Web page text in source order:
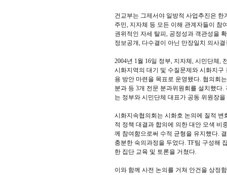
건교부는 그제서야 일방적 사업추진은
주민, 지자체 등 모든 이해 관계자들이 참
권위적인 자세 탈피, 공정성과 객관성을
정보공개, 다수결이 아닌 만장일치 의사
2004년 1월 16일 정부, 지자체, 시민단체,
시화지역의 대기 및 수질문제와 시화지
용 방안 마련을 목표로 운영됐다. 협의
분과 등 3개 전문 분과위원회를 설치했다
는 정부와 시민단체 대표가 공동 위원장
시화지속협의회는 시화호 논의에 질적
적 정책 대결과 합의에 의한 대안 모색 비
께 참여함으로써 수적 균형을 유지했다.
충분한 숙의과정을 두었다. TF팀 구성해
한 집단 교육 및 토론을 거쳤다.
이와 함께 사전 논의를 거쳐 안건을 상정